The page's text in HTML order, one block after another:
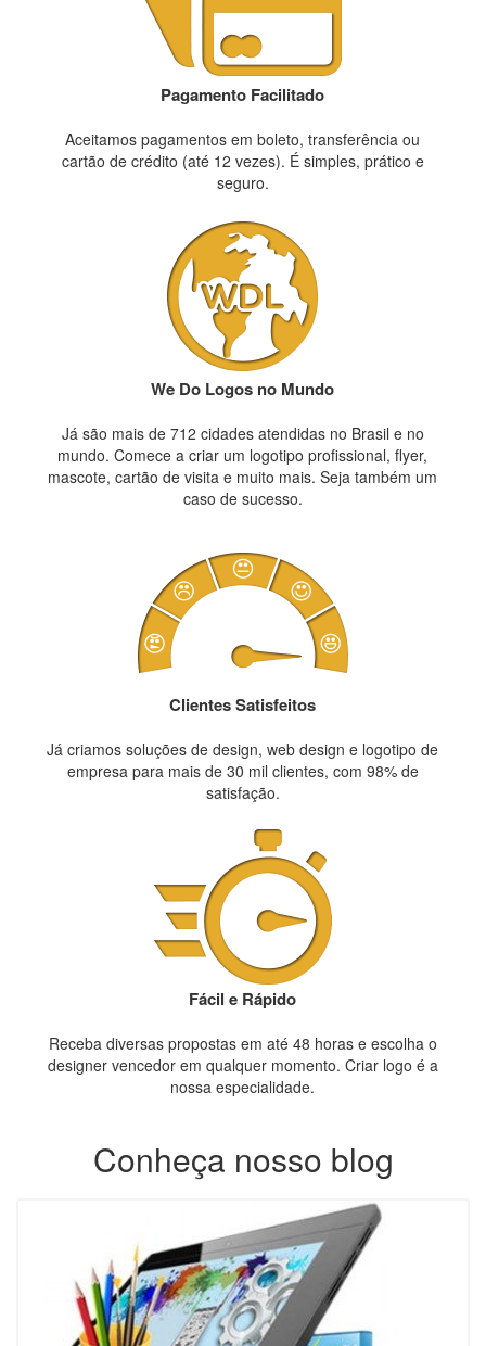
Pagamento Facilitado
Aceitamos pagamentos em boleto, transferência ou
cartão de crédito (até 12 vezes). É simples, prático e
seguro.
We Do Logos no Mundo
Já são mais de 712 cidades atendidas no Brasil e no
mundo. Comece a criar um logotipo profissional, flyer,
mascote, cartão de visita e muito mais. Seja também um
caso de sucesso.
Clientes Satisfeitos
Já criamos soluções de design, web design e logotipo de
empresa para mais de 30 mil clientes, com 98% de
satisfação.
Fácil e Rápido
Receba diversas propostas em até 48 horas e escolha o
designer vencedor em qualquer momento. Criar logo é a
nossa especialidade.
Conheça nosso blog